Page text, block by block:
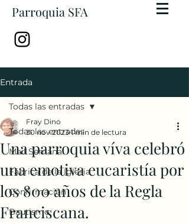
Parroquia SFA
Entrada
Todas las entradas
Mail Semanal
Fábrica de la Iglesia
Confirmación
Bautismo
Todas las entradas
Una parroquia víva celebró
una emotiva eucaristía por
los 800 años de la Regla
Franciscana.
Fray Dino
30 nov 2023 1 min de lectura